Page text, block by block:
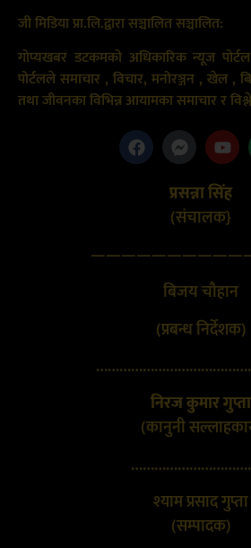
जी मिडिया प्रा.लि.द्वारा सञ्चालित सञ्चालित:
गोप्यखबर डटकमको अधिकारिक न्यूज
पोर्टलले समाचार , विचार, मनोरञ्जन , खेल ,
तथा जीवनका विभिन्न आयामका समाचार र
प्रसन्ना सिंह
(संचालक}
बिजय चौहान
(प्रबन्ध निर्देशक)
निरज कुमार गुप्ता
(कानुनी
श्याम प्रसाद गुप्ता
(सम्पादक)